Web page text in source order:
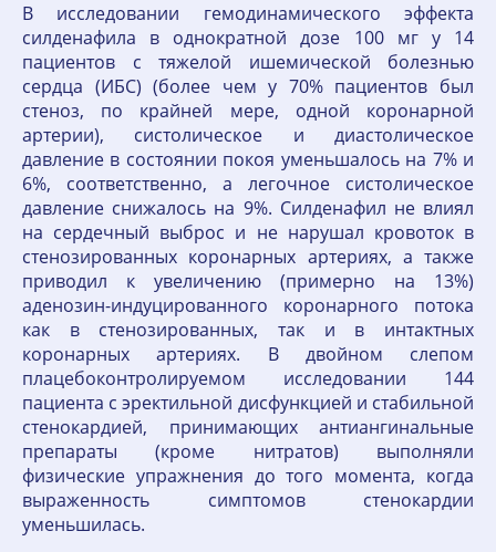
В исследовании гемодинамического эффекта
силденафила в однократной дозе 100 мг у 14
пациентов с тяжелой ишемической болезнью
сердца (ИБС) (более чем у 70% пациентов был
стеноз, по крайней мере, одной коронарной
артерии), систолическое и диастолическое
давление в состоянии покоя уменьшалось на 7% и
6%, соответственно, а легочное систолическое
давление снижалось на 9%. Силденафил не влиял
на сердечный выброс и не нарушал кровоток в
стенозированных коронарных артериях, а также
приводил к увеличению (примерно на 13%)
аденозин-индуцированного коронарного потока
как в стенозированных, так и в интактных
коронарных артериях. В двойном слепом
плацебоконтролируемом исследовании 144
пациента с эректильной дисфункцией и стабильной
стенокардией, принимающих антиангинальные
препараты (кроме нитратов) выполняли
физические упражнения до того момента, когда
выраженность симптомов стенокардии
уменьшилась.